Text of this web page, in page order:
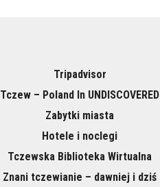
Tripadvisor
Tczew – Poland In UNDISCOVERED
Zabytki miasta
Hotele i noclegi
Tczewska Biblioteka Wirtualna
Znani tczewianie – dawniej i dziś